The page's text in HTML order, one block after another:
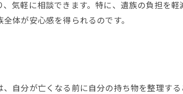
気軽に相談できます。特に、遺族の負担を
体が安心感を得られるのです。
自分が亡くなる前に自分の持ち物を整理す